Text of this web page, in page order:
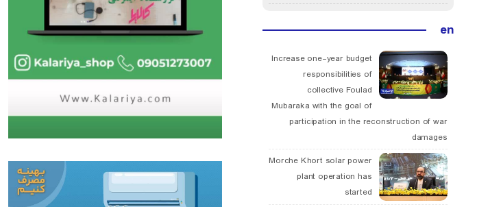
en
Increase one-year budget
responsibilities of
collective Foulad
Mubaraka with the goal of
participation in the reconstruction of war
damages
Morche Khort solar power
plant operation has
started